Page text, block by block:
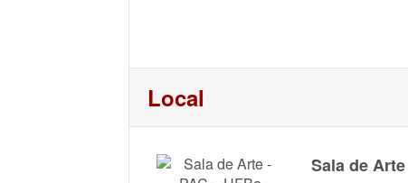
Local
Sala de